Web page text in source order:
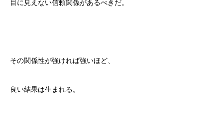
目に見えない信頼関係があるべきだ。
その関係性が強ければ強いほど、
良い結果は生まれる。